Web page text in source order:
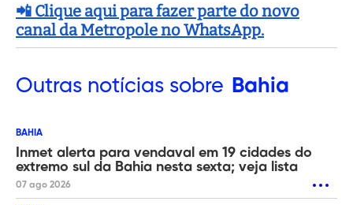
📲 Clique aqui para fazer parte do novo
canal da Metropole no WhatsApp.
Outras notícias sobre Bahia
BAHIA
Inmet alerta para vendaval em 19 cidades do
extremo sul da Bahia nesta sexta; veja lista
07 ago 2026